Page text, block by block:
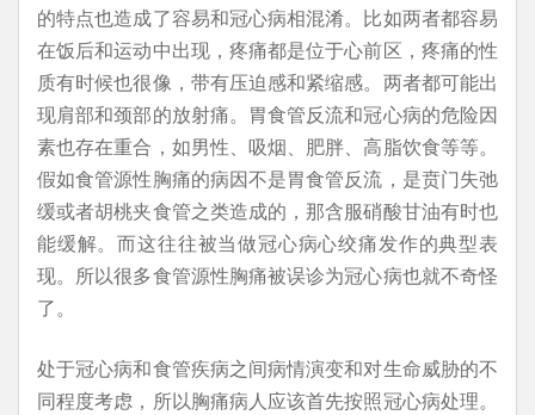
的特点也造成了容易和冠心病相混淆。比如两者都容易
在饭后和运动中出现，疼痛都是位于心前区，疼痛的性
质有时候也很像，带有压迫感和紧缩感。两者都可能出
现肩部和颈部的放射痛。胃食管反流和冠心病的危险因
素也存在重合，如男性、吸烟、肥胖、高脂饮食等等。
假如食管源性胸痛的病因不是胃食管反流，是贲门失弛
缓或者胡桃夹食管之类造成的，那含服硝酸甘油有时也
能缓解。而这往往被当做冠心病心绞痛发作的典型表
现。所以很多食管源性胸痛被误诊为冠心病也就不奇怪
了。
处于冠心病和食管疾病之间病情演变和对生命威胁的不
同程度考虑，所以胸痛病人应该首先按照冠心病处理。